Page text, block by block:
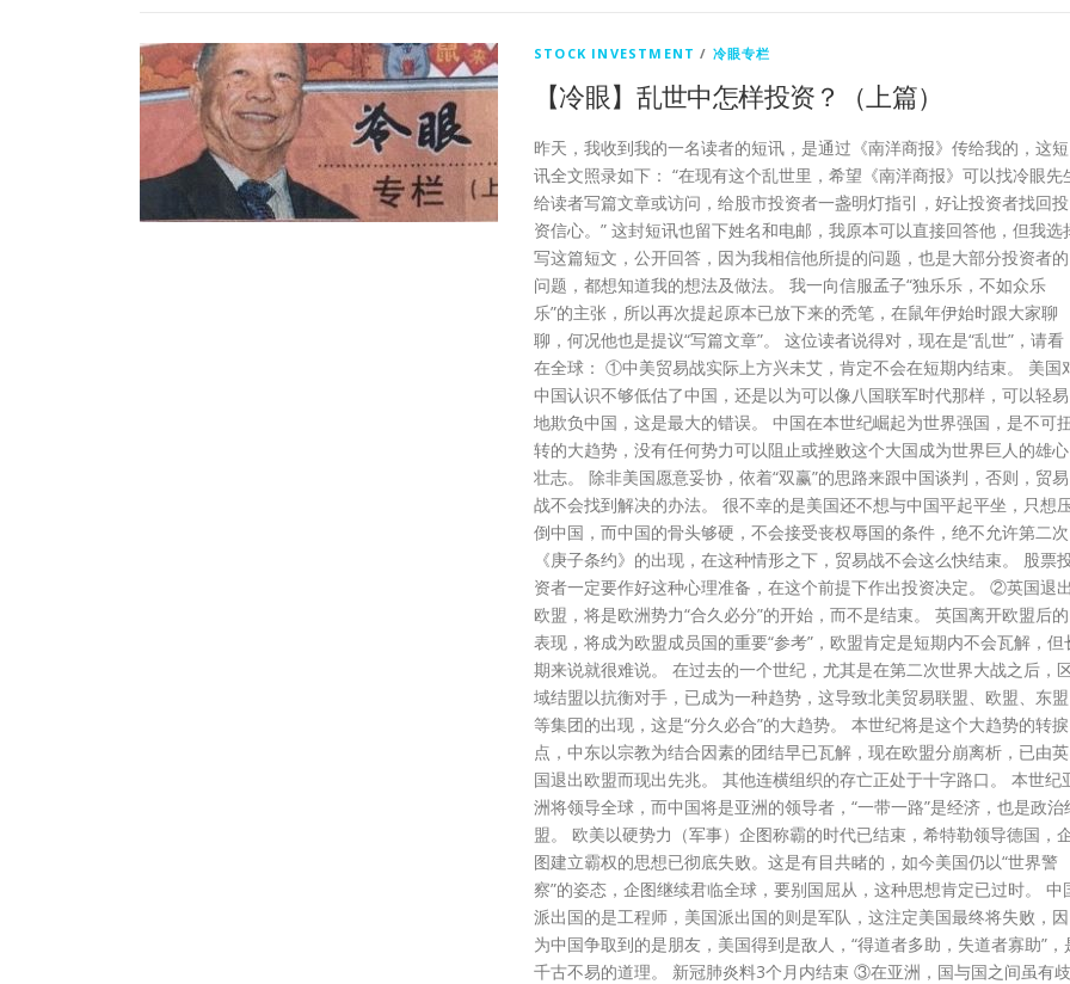
STOCK INVESTMENT / 冷眼专栏
【冷眼】乱世中怎样投资？（上篇）
昨天，我收到我的一名读者的短讯，是通过《南洋商报》传给我的，这短
讯全文照录如下： “在现有这个乱世里，希望《南洋商报》可以找冷眼先
给读者写篇文章或访问，给股市投资者一盏明灯指引，好让投资者找回投
资信心。” 这封短讯也留下姓名和电邮，我原本可以直接回答他，但我选
写这篇短文，公开回答，因为我相信他所提的问题，也是大部分投资者的
问题，都想知道我的想法及做法。 我一向信服孟子“独乐乐，不如众乐
乐”的主张，所以再次提起原本已放下来的秃笔，在鼠年伊始时跟大家聊
聊，何况他也是提议“写篇文章”。 这位读者说得对，现在是“乱世”，请看
在全球： ①中美贸易战实际上方兴未艾，肯定不会在短期内结束。 美国
中国认识不够低估了中国，还是以为可以像八国联军时代那样，可以轻易
地欺负中国，这是最大的错误。 中国在本世纪崛起为世界强国，是不可
转的大趋势，没有任何势力可以阻止或挫败这个大国成为世界巨人的雄心
壮志。 除非美国愿意妥协，依着“双赢”的思路来跟中国谈判，否则，贸易
战不会找到解决的办法。 很不幸的是美国还不想与中国平起平坐，只想
倒中国，而中国的骨头够硬，不会接受丧权辱国的条件，绝不允许第二次
《庚子条约》的出现，在这种情形之下，贸易战不会这么快结束。 股票
资者一定要作好这种心理准备，在这个前提下作出投资决定。 ②英国退出
欧盟，将是欧洲势力“合久必分”的开始，而不是结束。 英国离开欧盟后的
表现，将成为欧盟成员国的重要“参考”，欧盟肯定是短期内不会瓦解，但
期来说就很难说。 在过去的一个世纪，尤其是在第二次世界大战之后，
域结盟以抗衡对手，已成为一种趋势，这导致北美贸易联盟、欧盟、东盟
等集团的出现，这是“分久必合”的大趋势。 本世纪将是这个大趋势的转捩
点，中东以宗教为结合因素的团结早已瓦解，现在欧盟分崩离析，已由英
国退出欧盟而现出先兆。 其他连横组织的存亡正处于十字路口。 本世纪
洲将领导全球，而中国将是亚洲的领导者，“一带一路”是经济，也是政治
盟。 欧美以硬势力（军事）企图称霸的时代已结束，希特勒领导德国，
图建立霸权的思想已彻底失败。这是有目共睹的，如今美国仍以“世界警
察”的姿态，企图继续君临全球，要别国屈从，这种思想肯定已过时。 中
派出国的是工程师，美国派出国的则是军队，这注定美国最终将失败，因
为中国争取到的是朋友，美国得到是敌人，“得道者多助，失道者寡助”，
千古不易的道理。 新冠肺炎料3个月内结束 ③在亚洲，国与国之间虽有歧